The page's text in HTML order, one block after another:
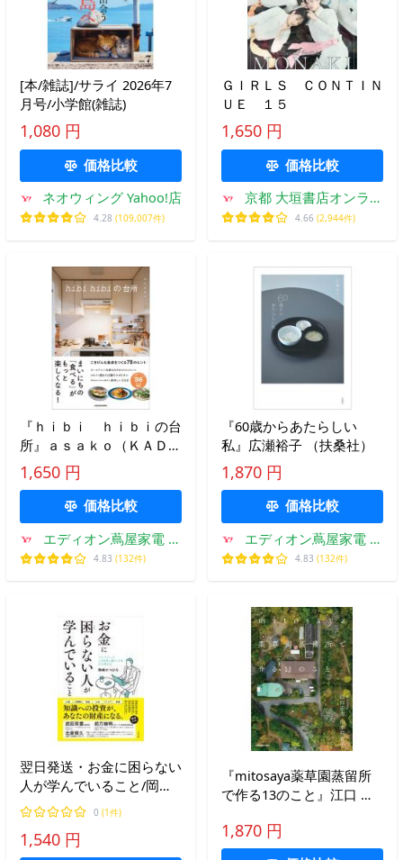
[本/雑誌]/サライ 2026年7
月号/小学館(雑誌)
1,080 円
価格比較
ネオウィング Yahoo!店
4.28 (109,007件)
ＧＩＲＬＳ ＣＯＮＴＩＮ
ＵＥ １５
1,650 円
価格比較
京都 大垣書店オンライ
ン
4.66 (2,944件)
『ｈｉｂｉ ｈｉｂｉの台
所』ａｓａｋｏ（ＫＡＤＯ
ＫＡＷＡ）
1,650 円
価格比較
エディオン蔦屋家電 ヤ
フー店
4.83 (132件)
『60歳からあたらしい
私』広瀬裕子 （扶桑社）
1,870 円
価格比較
エディオン蔦屋家電 ヤ
フー店
4.83 (132件)
翌日発送・お金に困らない
人が学んでいること/岡崎
かつひろ
0 (1件)
1,540 円
『mitosaya薬草園蒸留所
で作る13のこと』江口 宏
（KADOKAWA）
1,870 円